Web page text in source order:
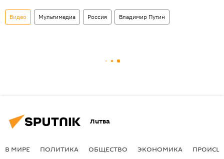
Видео Мультимедиа Россия Владимир Путин
Литва
В МИРЕ ПОЛИТИКА ОБЩЕСТВО ЭКОНОМИКА